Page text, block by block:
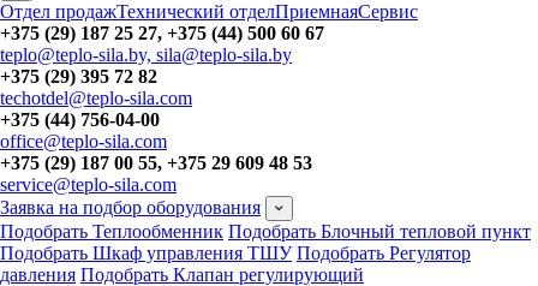
Отдел продажТехнический отделПриемнаяСервис
+375 (29) 187 25 27, +375 (44) 500 60 67
teplo@teplo-sila.by, sila@teplo-sila.by
+375 (29) 395 72 82
techotdel@teplo-sila.com
+375 (44) 756-04-00
office@teplo-sila.com
+375 (29) 187 00 55, +375 29 609 48 53
service@teplo-sila.com
Заявка на подбор оборудования
Подобрать Теплообменник Подобрать Блочный тепловой пункт
Подобрать Шкаф управления ТШУ Подобрать Регулятор
давления Подобрать Клапан регулирующий